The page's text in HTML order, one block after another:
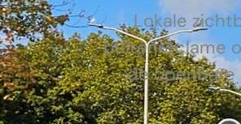
Lokale
buitenreclame
de openbare